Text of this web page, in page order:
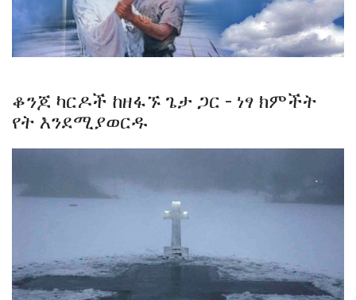
ቆንጆ ካርዶች ከዘፋኙ ጌታ ጋር - ነፃ ክምችት
የት እንደሚያወርዱ